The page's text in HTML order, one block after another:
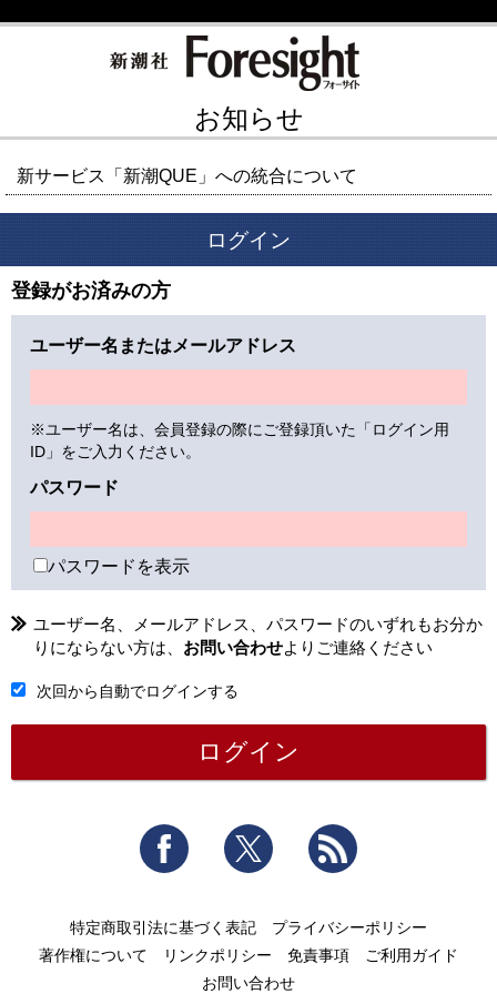
お知らせ
新サービス「新潮QUE」への統合について
ログイン
登録がお済みの方
ユーザー名またはメールアドレス
※ユーザー名は、会員登録の際にご登録頂いた「ログイン用
ID」をご入力ください。
パスワード
パスワードを表示
ユーザー名、メールアドレス、パスワードのいずれもお分か
りにならない方は、 お問い合わせよりご連絡ください
次回から自動でログインする
Facebook Twitter
特定商取引法に基づく表記
プライバシーポリシー
著作権について
リンクポリシー 免責事項
ご利用ガイド
お問い合わせ